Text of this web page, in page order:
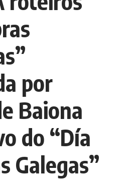
por
Baiona
do “Día
Galegas”